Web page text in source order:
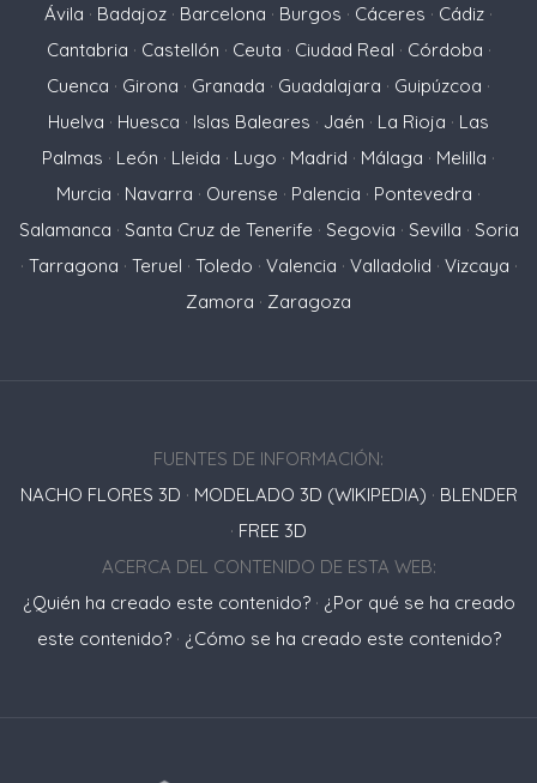
Ávila · Badajoz · Barcelona · Burgos · Cáceres · Cádiz ·
Cantabria · Castellón · Ceuta · Ciudad Real · Córdoba ·
Cuenca · Girona · Granada · Guadalajara · Guipúzcoa ·
Huelva · Huesca · Islas Baleares · Jaén · La Rioja · Las
Palmas · León · Lleida · Lugo · Madrid · Málaga · Melilla ·
Murcia · Navarra · Ourense · Palencia · Pontevedra ·
Salamanca · Santa Cruz de Tenerife · Segovia · Sevilla · Soria
· Tarragona · Teruel · Toledo · Valencia · Valladolid · Vizcaya ·
Zamora · Zaragoza
FUENTES DE INFORMACIÓN:
NACHO FLORES 3D · MODELADO 3D (WIKIPEDIA) · BLENDER
· FREE 3D
ACERCA DEL CONTENIDO DE ESTA WEB:
¿Quién ha creado este contenido?· ¿Por qué se ha creado
este contenido?· ¿Cómo se ha creado este contenido?